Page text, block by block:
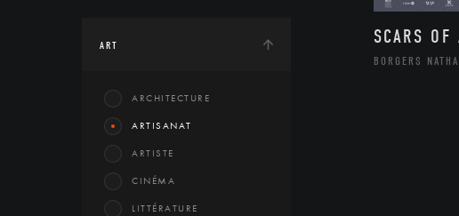
ART
ARCHITECTURE
ARTISANAT
ARTISTE
CINÉMA
LITTÉRATURE
SCARS OF
BORGERS